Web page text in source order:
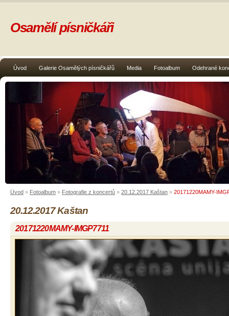
Úvod Galerie Osamělých písničkářů Media Fotoalbum Odehrané
Osamělí písničkáři
Úvod » Fotoalbum » Fotografie z koncertů » 20.12.2017 Kaštan » 20171220MAMY-
20.12.2017 Kaštan
20171220MAMY-IMGP7711